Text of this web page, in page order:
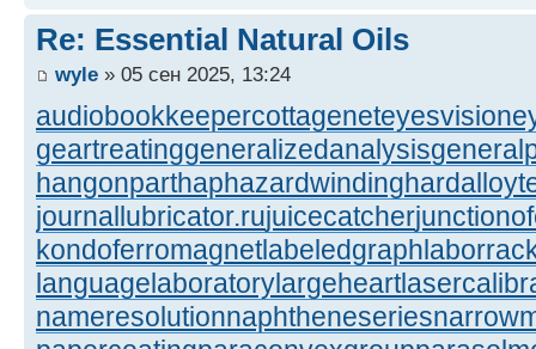
Re: Essential Natural Oils
wyle » 05 сен 2025, 13:24
audiobookkeepercottageneteyesvision
geartreatinggeneralizedanalysis
hangonparthaphazardwinding
journallubricator.rujuicecatcher
kondoferromagnetlabeledgraph
languagelaboratorylargeheart
nameresolutionnaphtheneseries